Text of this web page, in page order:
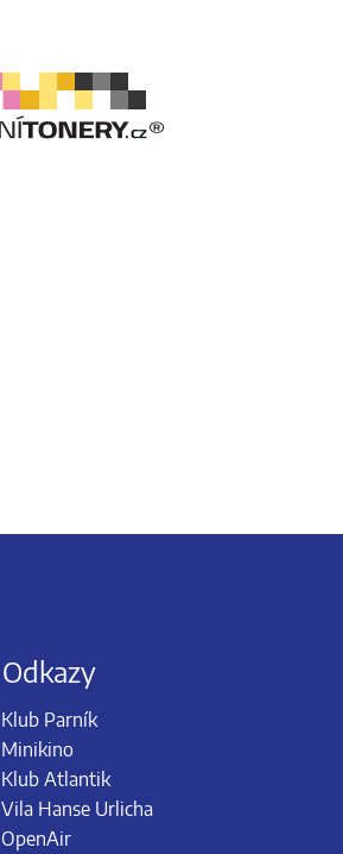
Odkazy
Klub Parník
Minikino
Klub Atlantik
Vila Hanse Urlicha
OpenAir